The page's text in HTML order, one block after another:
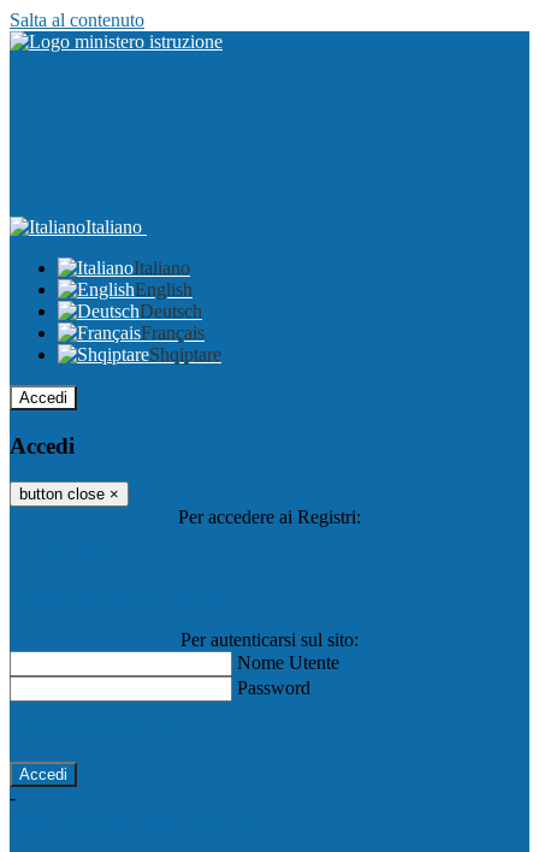
Salta al contenuto
Italiano
Italiano
English
Deutsch
Français
Shqiptare
Accedi
Accedi
button close ×
Per accedere ai Registri:
Per autenticarsi sul sito:
Nome Utente
Password
-